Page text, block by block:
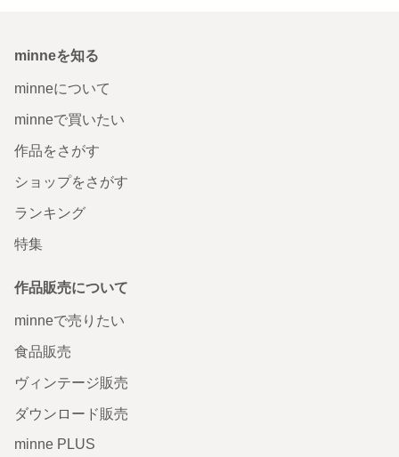
minneを知る
minneについて
minneで買いたい
作品をさがす
ショップをさがす
ランキング
特集
作品販売について
minneで売りたい
食品販売
ヴィンテージ販売
ダウンロード販売
minne PLUS